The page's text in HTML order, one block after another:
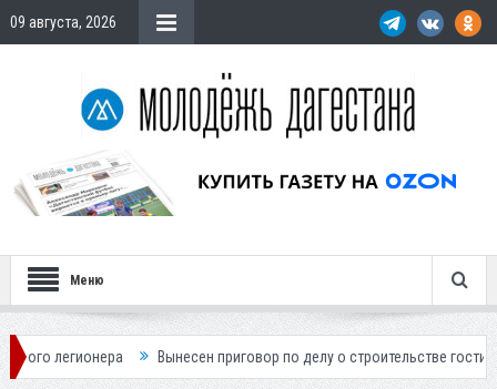
09 августа, 2026
Меню
приговор по делу о строительстве гостиницы у Ханагского